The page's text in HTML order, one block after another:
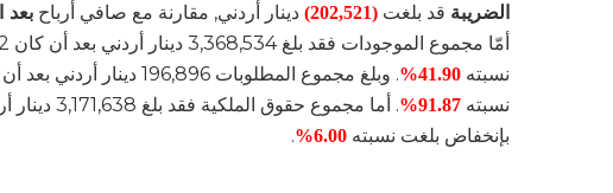
الضريبة قد بلغت (202,521) دينار أردني, مقارنة مع صافي أرباح بعد
نسبته 41.90%
نسبته 91.87%
بإنخفاض بلغت نسبته 6.00%
.